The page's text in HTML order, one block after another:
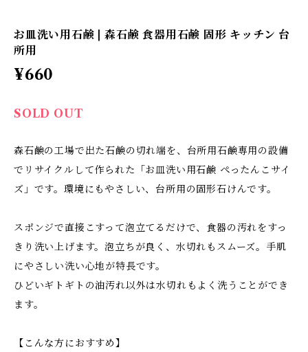
お皿洗い用石鹸 | 森石鹸 食器用石鹸 固形 キッチン 台
所用
¥660
SOLD OUT
森石鹸の工場で出た石鹸の切れ端を、台所用石鹸専用の設備
でリサイクルして作られた「お皿洗い用石鹸 ぺったんこサイ
ズ」です。環境にもやさしい、台所用の固形石けんです。
スポンジで直接こすって泡立てるだけで、食器の汚れをすっ
きり洗い上げます。泡立ちが良く、水切れもスムーズ。手肌
にやさしい洗い心地が特長です。
ひどいギトギトの油汚れ以外は水切れもよく洗うことができ
ます。
【こんな方におすすめ】